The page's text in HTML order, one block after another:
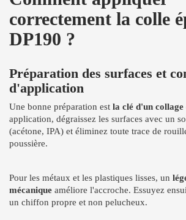
correctement la colle
DP190 ?
Préparation des surfaces et
d'application
Une bonne préparation est la clé d'un
application, dégraissez les surfaces avec un
(acétone, IPA) et éliminez toute trace de
poussière.
Pour les métaux et les plastiques lisses, un
mécanique améliore l'accroche. Essuyez
un chiffon propre et non pelucheux.